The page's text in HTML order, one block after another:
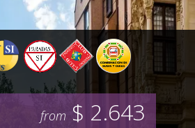
from $ 2.643